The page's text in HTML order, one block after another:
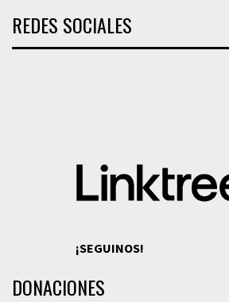
REDES SOCIALES
¡SEGUINOS!
DONACIONES